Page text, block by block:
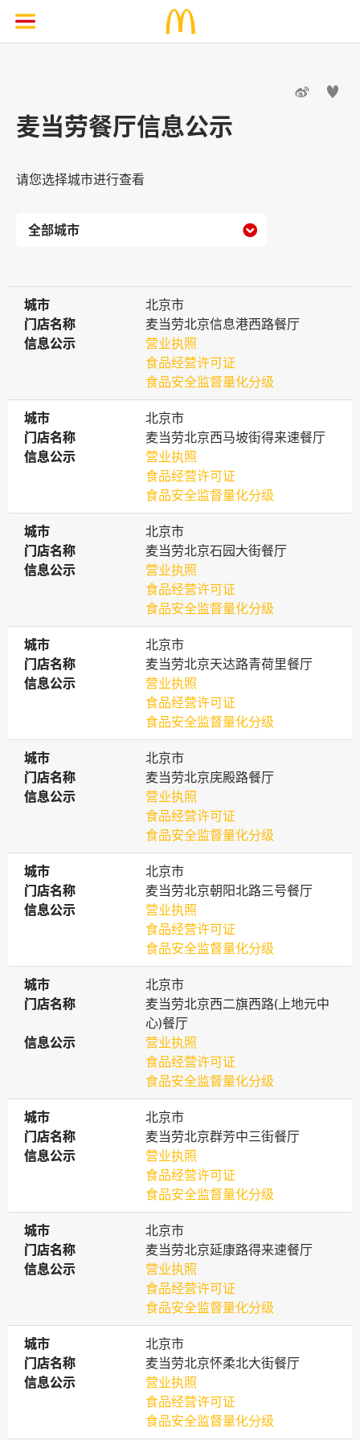
 
麦当劳餐厅信息公示
请您选择城市进行查看

城市
城市
北京市
门店名称
门店名称
麦当劳北京信息港西路餐厅
信息公示
信息公示
营业执照
食品经营许可证
食品安全监督量化分级
城市
城市
北京市
门店名称
门店名称
麦当劳北京西马坡街得来速餐厅
信息公示
信息公示
营业执照
食品经营许可证
食品安全监督量化分级
城市
城市
北京市
门店名称
门店名称
麦当劳北京石园大街餐厅
信息公示
信息公示
营业执照
食品经营许可证
食品安全监督量化分级
城市
城市
北京市
门店名称
门店名称
麦当劳北京天达路青荷里餐厅
信息公示
信息公示
营业执照
食品经营许可证
食品安全监督量化分级
城市
城市
北京市
门店名称
门店名称
麦当劳北京庑殿路餐厅
信息公示
信息公示
营业执照
食品经营许可证
食品安全监督量化分级
城市
城市
北京市
门店名称
门店名称
麦当劳北京朝阳北路三号餐厅
信息公示
信息公示
营业执照
食品经营许可证
食品安全监督量化分级
城市
城市
北京市
门店名称
门店名称
麦当劳北京西二旗西路(上地元中
心)餐厅
信息公示
信息公示
营业执照
食品经营许可证
食品安全监督量化分级
城市
城市
北京市
门店名称
门店名称
麦当劳北京群芳中三街餐厅
信息公示
信息公示
营业执照
食品经营许可证
食品安全监督量化分级
城市
城市
北京市
门店名称
门店名称
麦当劳北京延康路得来速餐厅
信息公示
信息公示
营业执照
食品经营许可证
食品安全监督量化分级
城市
城市
北京市
门店名称
门店名称
麦当劳北京怀柔北大街餐厅
信息公示
信息公示
营业执照
食品经营许可证
食品安全监督量化分级